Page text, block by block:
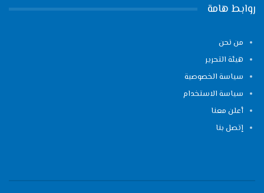
روابط هامة
من نحن
هيئة التحرير
سياسة الخصوصية
سياسة الاستخدام
أعلن معنا
إتصل بنا